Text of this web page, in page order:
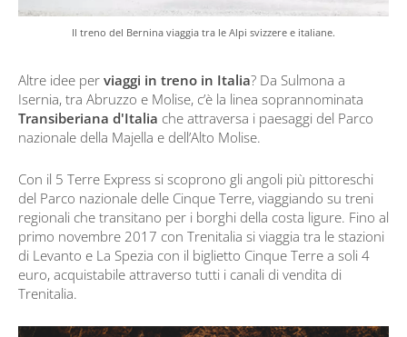
Il treno del Bernina viaggia tra le Alpi svizzere e italiane.
Altre idee per viaggi in treno in Italia? Da Sulmona a
Isernia, tra Abruzzo e Molise, c’è la linea soprannominata
Transiberiana d'Italia che attraversa i paesaggi del Parco
nazionale della Majella e dell’Alto Molise.
Con il 5 Terre Express si scoprono gli angoli più pittoreschi
del Parco nazionale delle Cinque Terre, viaggiando su treni
regionali che transitano per i borghi della costa ligure. Fino al
primo novembre 2017 con Trenitalia si viaggia tra le stazioni
di Levanto e La Spezia con il biglietto Cinque Terre a soli 4
euro, acquistabile attraverso tutti i canali di vendita di
Trenitalia.